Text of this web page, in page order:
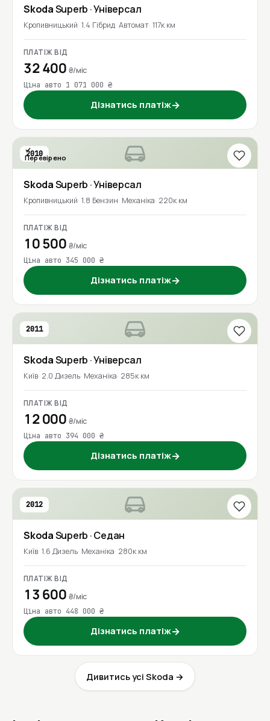
SkodaSuperb · Універсал
Кропивницький 1.4 Гібрид Автомат 117к км
ПЛАТІЖ ВІД
32 400 ₴/міс
Ціна авто 1 071 000 ₴
Дізнатись платіж→
2010
Перевірено
SkodaSuperb · Універсал
Кропивницький 1.8 Бензин Механіка 220к км
ПЛАТІЖ ВІД
10 500 ₴/міс
Ціна авто 345 000 ₴
Дізнатись платіж→
2011
SkodaSuperb · Універсал
Київ 2.0 Дизель Механіка 285к км
ПЛАТІЖ ВІД
12 000 ₴/міс
Ціна авто 394 000 ₴
Дізнатись платіж→
2012
SkodaSuperb · Седан
Київ 1.6 Дизель Механіка 280к км
ПЛАТІЖ ВІД
13 600 ₴/міс
Ціна авто 448 000 ₴
Дізнатись платіж→
Дивитись усі Skoda →